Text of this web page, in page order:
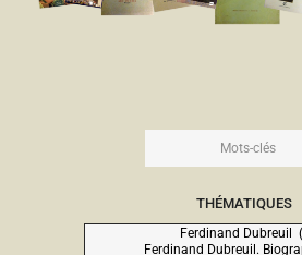
THÉMATIQUES